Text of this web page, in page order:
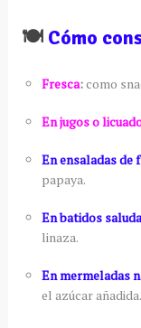
🍽️ Cómo
Fresca:como
En jugos o
En ensaladas de
papaya.
En batidos
linaza.
En mermeladas
el azúcar añadida.